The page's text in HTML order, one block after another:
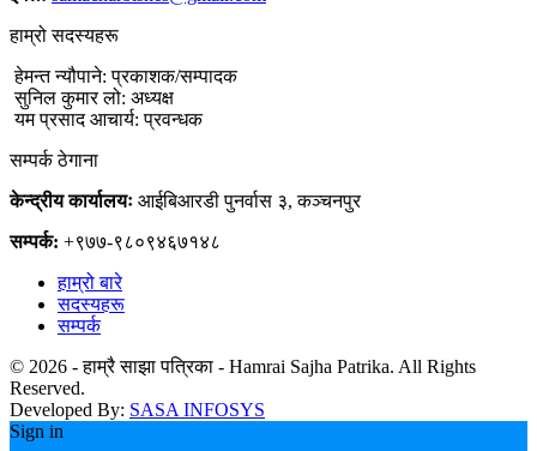
हाम्रो सदस्यहरू
हेमन्त न्यौपाने: प्रकाशक/सम्पादक
सुनिल कुमार लो: अध्यक्ष
यम प्रसाद आचार्य: प्रवन्धक
सम्पर्क ठेगाना
केन्द्रीय कार्यालयः आईबिआरडी पुनर्वास ३, कञ्चनपुर
सम्पर्क: +९७७-९८०९४६७१४८
हाम्रो बारे
सदस्यहरू
सम्पर्क
© 2026 - हाम्रै साझा पत्रिका - Hamrai Sajha Patrika. All Rights
Reserved.
Developed By: SASA INFOSYS
Sign in